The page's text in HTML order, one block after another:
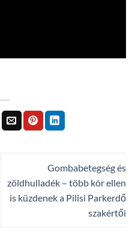
Gombabetegség és
zöldhulladék – több kór ellen
is küzdenek a Pilisi Parkerdő
szakértői